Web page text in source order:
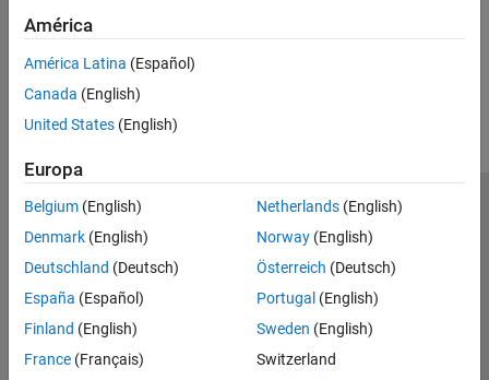
Splines
América
América Latina (Español)
Canada (English)
United States (English)
Europa
Belgium (English)
Denmark (English)
Deutschland (Deutsch)
España (Español)
Finland (English)
France (Français)
Netherlands(English)
Norway(English)
Österreich (Deutsch)
Portugal (English)
Sweden (English)
Switzerland
Centro de confianza
Marcas comerciales
Política de privacidad
Antipiratería
Estado de las aplicaciones
Información de contacto
© 1994-2026 The MathWorks, Inc.
Seleccione un país/